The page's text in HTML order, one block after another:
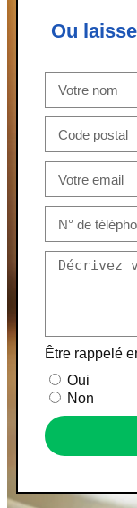
Ou
Être rappelé
Oui
Non